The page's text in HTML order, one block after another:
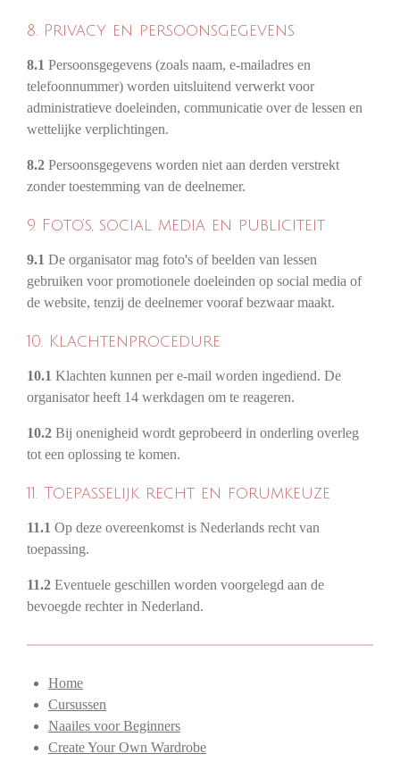
8. Privacy en persoonsgegevens
8.1 Persoonsgegevens (zoals naam, e-mailadres en
telefoonnummer) worden uitsluitend verwerkt voor
administratieve doeleinden, communicatie over de lessen en
wettelijke verplichtingen.
8.2 Persoonsgegevens worden niet aan derden verstrekt
zonder toestemming van de deelnemer.
9. Foto’s, social media en publiciteit
9.1 De organisator mag foto's of beelden van lessen
gebruiken voor promotionele doeleinden op social media of
de website, tenzij de deelnemer vooraf bezwaar maakt.
10. Klachtenprocedure
10.1 Klachten kunnen per e-mail worden ingediend. De
organisator heeft 14 werkdagen om te reageren.
10.2 Bij onenigheid wordt geprobeerd in onderling overleg
tot een oplossing te komen.
11. Toepasselijk recht en forumkeuze
11.1 Op deze overeenkomst is Nederlands recht van
toepassing.
11.2 Eventuele geschillen worden voorgelegd aan de
bevoegde rechter in Nederland.
Home
Cursussen
Naailes voor Beginners
Create Your Own Wardrobe